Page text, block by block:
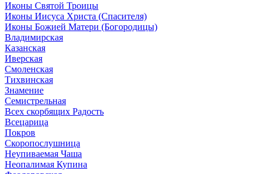
Иконы Святой Троицы
Иконы Иисуса Христа (Спасителя)
Иконы Божией Матери (Богородицы)
Владимирская
Казанская
Иверская
Смоленская
Тихвинская
Знамение
Семистрельная
Всех скорбящих Радость
Всецарица
Покров
Скоропослушница
Неупиваемая Чаша
Неопалимая Купина